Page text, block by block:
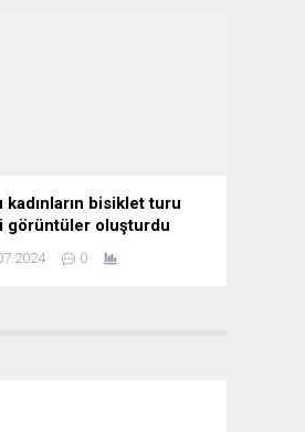
kadınların bisiklet turu
görüntüler oluşturdu
0